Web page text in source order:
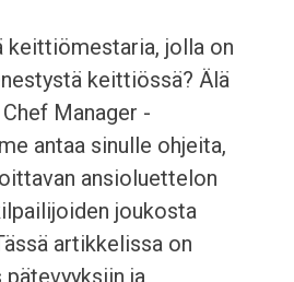
keittiömestaria, jolla on
keittiössä? Älä
Manager -
antaa sinulle ohjeita,
ansioluettelon
joukosta
artikkelissa on
ja